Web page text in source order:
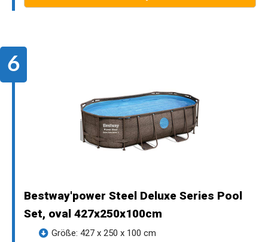
Bestway'power Steel Deluxe Series Pool
Set, oval 427x250x100cm
Größe: 427 x 250 x 100 cm